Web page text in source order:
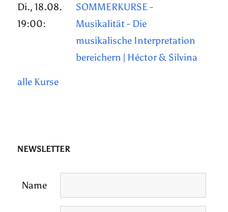
Di., 18.08.
19:00:
SOMMERKURSE -
Musikalität - Die
musikalische Interpretation
bereichern | Héctor & Silvina
alle Kurse
NEWSLETTER
Name